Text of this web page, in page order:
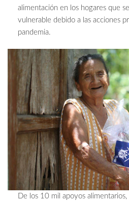
alimentación en los hogares que
vulnerable debido a las acciones
pandemia.
De los 10 mil apoyos